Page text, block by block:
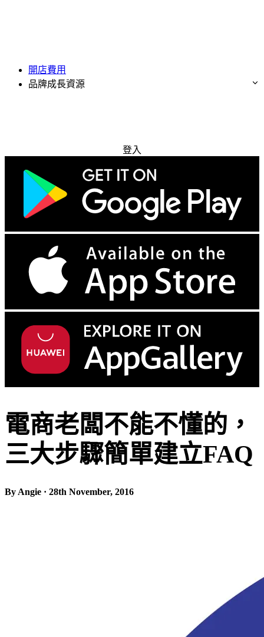
開店費用
品牌成長資源
登入
電商老闆不能不懂的，
三大步驟簡單建立FAQ
By Angie · 28th November, 2016